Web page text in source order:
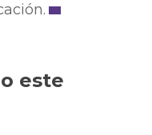
este